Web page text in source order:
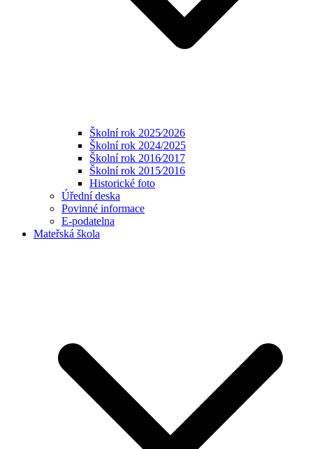
Školní rok 2025⁄2026
Školní rok 2024/2025
Školní rok 2016⁄2017
Školní rok 2015⁄2016
Historické foto
Úřední deska
Povinné informace
E-podatelna
Mateřská škola